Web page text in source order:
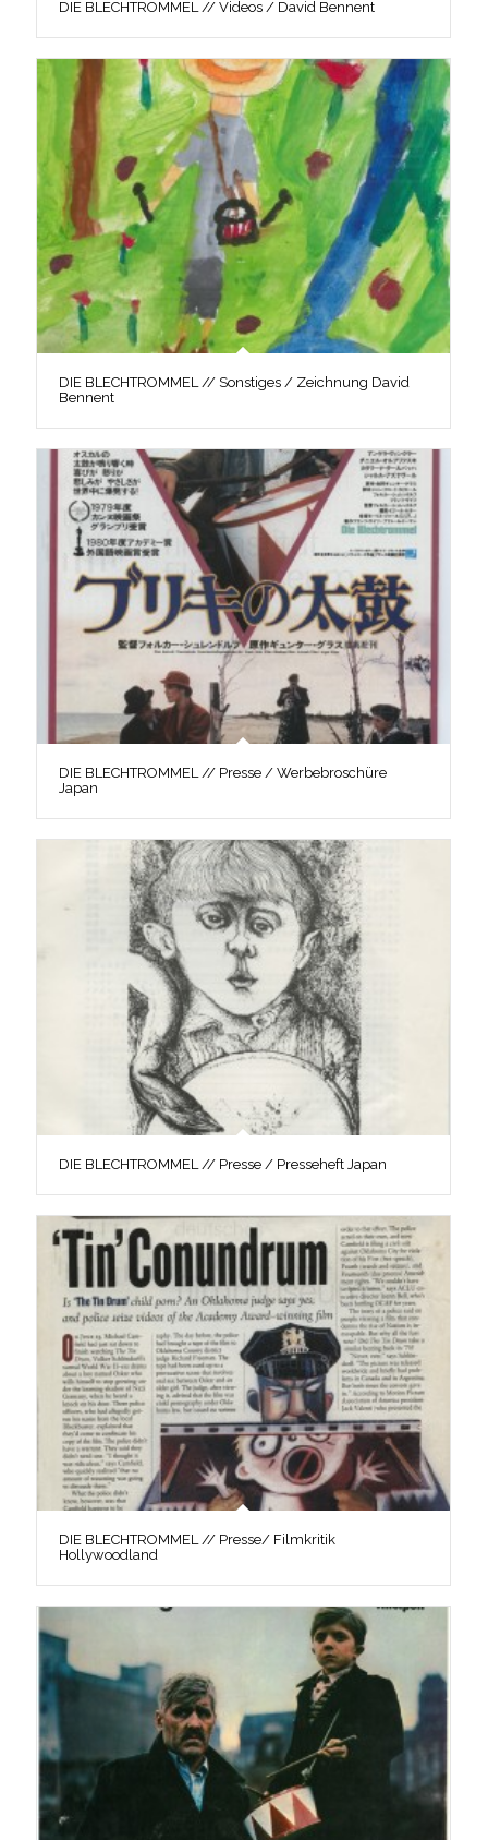
DIE BLECHTROMMEL // Videos / David Bennent
DIE BLECHTROMMEL // Sonstiges / Zeichnung David
Bennent
DIE BLECHTROMMEL // Presse / Werbebroschüre
Japan
DIE BLECHTROMMEL // Presse / Presseheft Japan
DIE BLECHTROMMEL // Presse/ Filmkritik
Hollywoodland